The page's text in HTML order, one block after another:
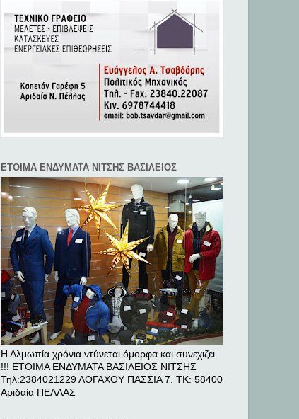
ΕΤΟΙΜΑ ΕΝΔΥΜΑΤΑ ΝΙΤΣΗΣ ΒΑΣΙΛΕΙΟΣ
Η Αλμωπία χρόνια ντύνεται όμορφα και συνεχιζει
!!! ΕΤΟΙΜΑ ΕΝΔΥΜΑΤΑ ΒΑΣΙΛΕΙΟΣ ΝΙΤΣΗΣ
Τηλ:2384021229 ΛΟΓΑΧΟΥ ΠΑΣΣΙΑ 7. ΤΚ: 58400
Αριδαία ΠΕΛΛAΣ